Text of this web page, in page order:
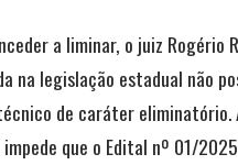
a liminar, o juiz Rogério
na legislação estadual não
de caráter eliminatório.
impede que o Edital nº 01/